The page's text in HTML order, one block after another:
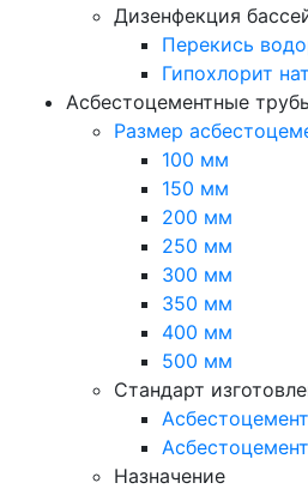
Дизенфекция
Перекись
Гипохлорит
Асбестоцементные
Размер
100 мм
150 мм
200 мм
250 мм
300 мм
350 мм
400 мм
500 мм
Стандарт
Назначение